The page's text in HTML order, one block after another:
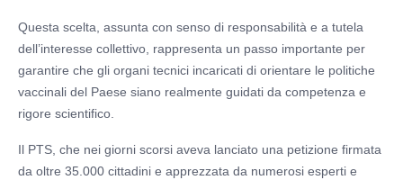
Questa scelta, assunta con senso di responsabilità e a tutela
dell’interesse collettivo, rappresenta un passo importante per
garantire che gli organi tecnici incaricati di orientare le politiche
vaccinali del Paese siano realmente guidati da competenza e
rigore scientifico.
Il PTS, che nei giorni scorsi aveva lanciato una petizione firmata
da oltre 35.000 cittadini e apprezzata da numerosi esperti e